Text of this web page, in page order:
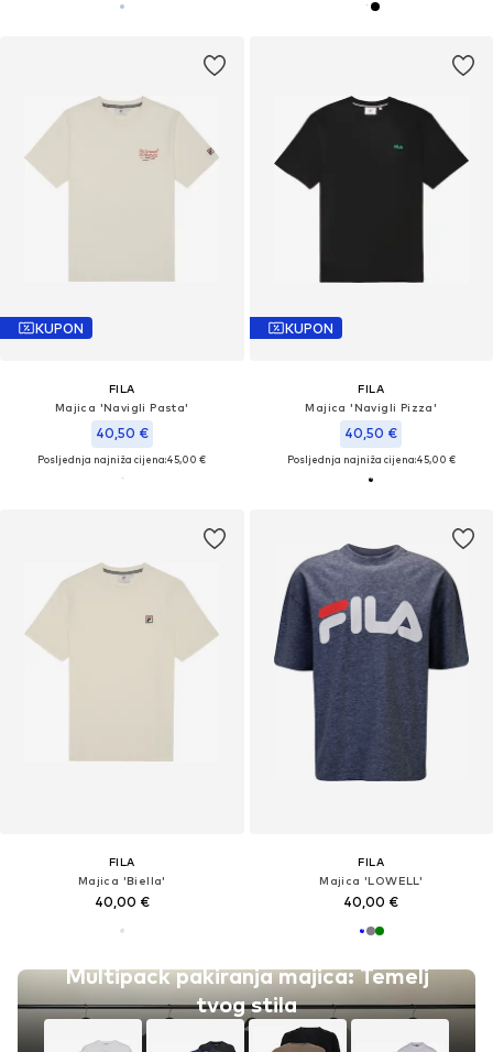
KUPON
FILA
Majica 'Navigli Pasta'
40,50 €
Posljednja najniža cijena:45,00 €
KUPON
FILA
Majica 'Navigli Pizza'
40,50 €
Posljednja najniža cijena:45,00 €
FILA
Majica 'Biella'
40,00 €
Multipack pakiranja majica: Temelj
tvog stila
FILA
Majica 'LOWELL'
40,00 €